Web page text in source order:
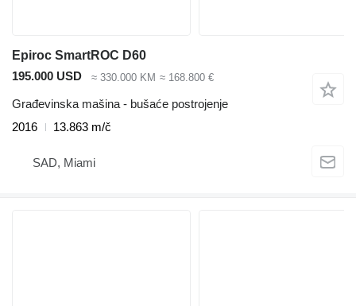
Epiroc SmartROC D60
195.000 USD
≈ 330.000 KM ≈ 168.800 €
Građevinska mašina - bušaće postrojenje
2016
13.863 m/č
SAD, Miami